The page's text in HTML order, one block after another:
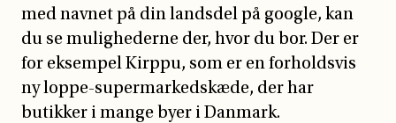
med navnet på din landsdel på google, kan
du se mulighederne der, hvor du bor. Der er
for eksempel Kirppu, som er en forholdsvis
ny loppe-supermarkedskæde, der har
butikker i mange byer i Danmark.